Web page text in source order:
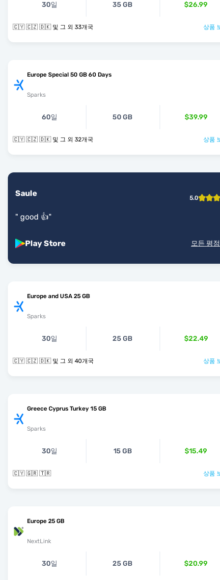
30일 35 GB $26.99
🇨🇾 🇨🇿 🇩🇰 및 그 외 33개국 상품
Europe Special 50 GB 60 Days
Sparks
60일 50 GB $39.99
🇨🇾 🇨🇿 🇩🇰 및 그 외 32개국 상품
Saule 5.0
" good 👍"
Play Store 모든 평
Europe and USA 25 GB
Sparks
30일 25 GB $22.49
🇨🇾 🇨🇿 🇩🇰 및 그 외 40개국 상품
Greece Cyprus Turkey 15 GB
Sparks
30일 15 GB $15.49
🇨🇾 🇬🇷 🇹🇷 상품
Europe 25 GB
NextLink
30일 25 GB $20.99